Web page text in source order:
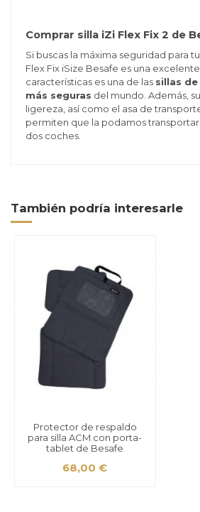
Comprar silla iZi Flex Fix 2 de
Si buscas la máxima seguridad para
Flex Fix iSize Besafe es una
características es una de las sillas
más seguras del mundo. Además,
ligereza, así como el asa de
permiten que la podamos
dos coches.
También podría interesarle
Protector de respaldo
para silla ACM con porta-
tablet de Besafe
68,00 €